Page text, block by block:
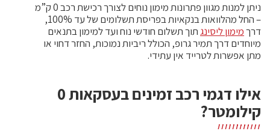
ניתן למנות מגוון פתרונות מימון נוחים לצורך רכישת רכב 0 ק”מ
– החל מהלוואות בנקאיות בפריסת תשלומים של עד 100%,
דרךמימון ליסינגתוך תשלום חודשי נוח ועד למימון בתנאים
מיוחדים דרך תמיר גרופ, הכולל ריביות נמוכות, החזר דחוי או
מתן אפשרות לטרייד אין עתידי.
אילו דגמי רכב זמינים בעסקאות 0
קילומטר?